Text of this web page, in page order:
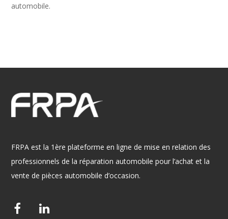
automobile.
FRPA est la 1ère plateforme en ligne de mise en relation des
professionnels de la réparation automobile pour l’achat et la
vente de pièces automobile d’occasion.
F
L